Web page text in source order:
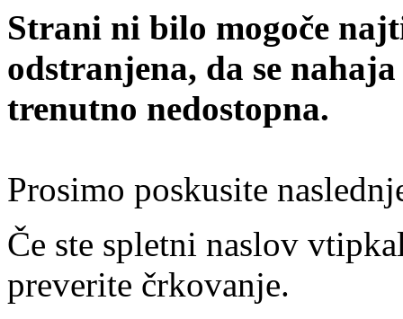
Strani ni bilo mogoče
odstranjena, da se
trenutno nedostopna.
Prosimo poskusite
Če ste spletni naslov
preverite črkovanje.